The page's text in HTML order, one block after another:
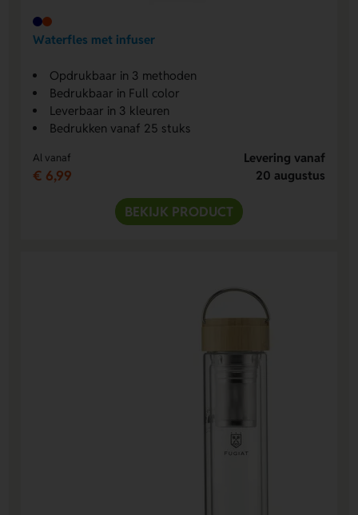
Waterfles met infuser
Opdrukbaar in 3 methoden
Bedrukbaar in Full color
Leverbaar in 3 kleuren
Bedrukken vanaf 25 stuks
Al vanaf
€ 6,99
Levering vanaf
20 augustus
BEKIJK PRODUCT